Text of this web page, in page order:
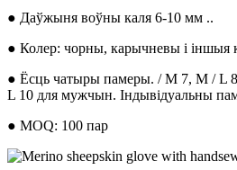
● Даўжыня воўны каля 6-10 мм ..
● Колер: чорны, карычневы і іншыя
● Ёсць чатыры памеры. / M 7, M / L
L 10 для мужчын. Індывідуальны
● MOQ: 100 пар